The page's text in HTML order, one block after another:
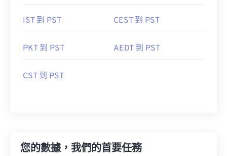
IST 到 PST CEST 到 PST
PKT 到 PST AEDT 到 PST
CST 到 PST
您的數據，我們的首要任務